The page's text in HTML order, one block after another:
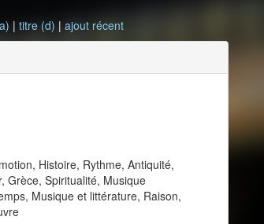
|titre (d) |ajout récent
Histoire, Rythme, Antiquité,
Grèce, Spiritualité, Musique
Musique et littérature, Raison,